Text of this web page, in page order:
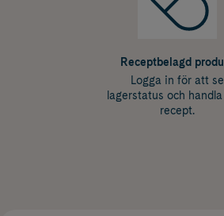
Receptbelagd
Logga in för att se
lagerstatus och
recept.